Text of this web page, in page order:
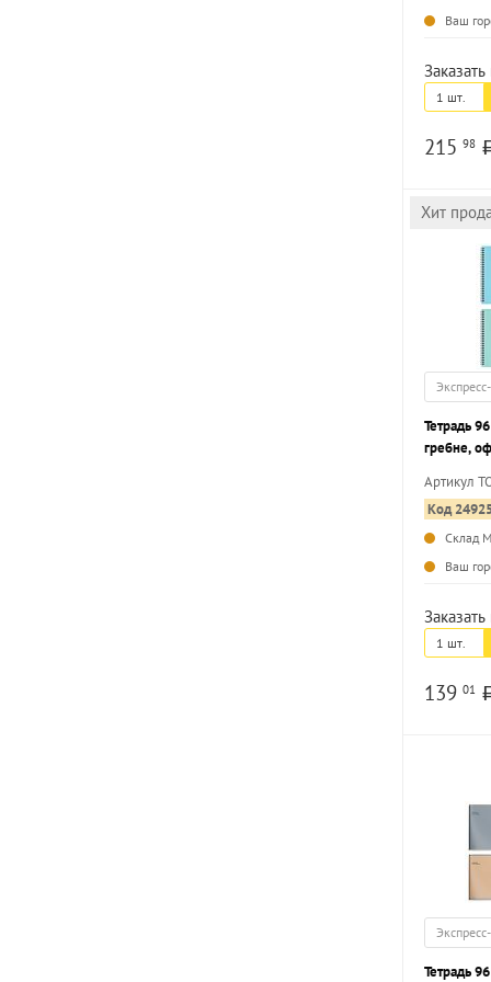
Ваш
Заказать
1 шт.
215 98
Хит
Тетрадь
гребне,
картон,
Артикул
Код
Склад
Ваш
Заказать
1 шт.
139 01
Тетрадь